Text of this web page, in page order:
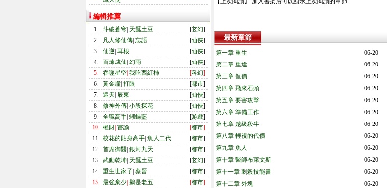
編輯推薦
1. 斗破蒼穹 天蠶土豆 [玄幻]
2.
凡人修仙傳 忘語 [仙俠]
3.
仙逆 耳根 [仙俠]
4.
百煉成仙 幻雨 [仙俠]
5.
吞噬星空 我吃西紅柿 [科幻]
6.
黃金瞳 打眼 [都市]
7.
遮天 辰東 [仙俠]
8.
修神外傳 小段探花 [仙俠]
9.
全職高手 蝴蝶藍 [游戲]
10. 權財 嘗諭 [都市]
11. 校花的貼身高手 魚人二代 [都市]
12. 首席御醫 銀河九天 [都市]
13. 武動乾坤 天蠶土豆 [玄幻]
14. 重生世家子 蔡晉 [都市]
15. 最強棄少 鵝是老五 [都市]
【上次閱讀】 加入書架后可以顯示上次閱讀的章節
最新章節
第一章 重生
06-20
第二章 重逢
06-20
第三章 侃價
06-20
第四章 飛來石頭
06-20
第五章 要害攻擊
06-20
第六章 準備工作
06-20
第七章 越級殺牛
06-20
第八章 輕視的代價
06-20
第九章 魚人
06-20
第十章 醫師布萊文斯
06-20
第十一章 刺殺技能書
06-20
第十二章 外塊
06-20